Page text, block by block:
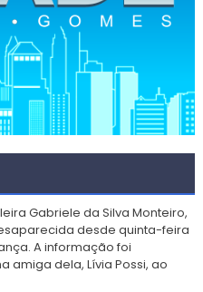
Gabriele da Silva Monteiro,
desde quinta-feira
A informação foi
amiga dela, Lívia Possi, ao